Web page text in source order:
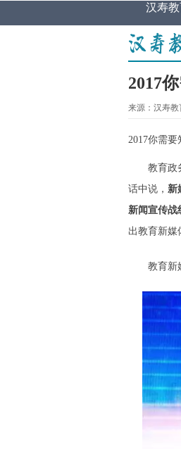
汉寿
2017
来源：汉寿教
2017你需要
教育政务
话中说， 新
新闻宣传战
出教育新媒
教育新媒